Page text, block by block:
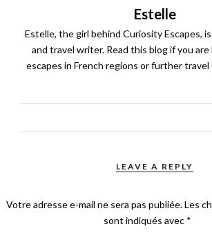
Estelle
Estelle, the girl behind Curiosity Escapes,
and travel writer. Read this blog if you are
escapes in French regions or further travel
LEAVE A REPLY
Votre adresse e-mail ne sera pas publiée.Les
sont indiqués avec *